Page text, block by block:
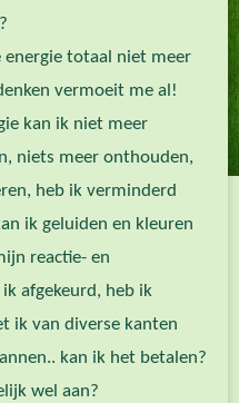
energie totaal niet meer
vermoeit me al!
kan ik niet meer
niets meer onthouden,
heb ik verminderd
ik geluiden en kleuren
reactie- en
afgekeurd, heb ik
ik van diverse kanten
kan ik het betalen?
wel aan?